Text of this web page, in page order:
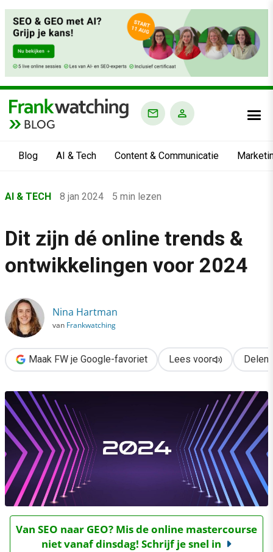
BLOG
Blog AI & Tech Content & Communicatie
›
›
AI & Tech
Dit zijn dé online trends & ontwikkelingen voor 2024
AI & TECH 8 jan 2024 5 min lezen
Dit zijn dé online trends &
ontwikkelingen voor 2024
Nina Hartman
van Frankwatching
Maak FW je Google-favoriet Lees voor Delen
Van SEO naar GEO? Mis de online mastercourse
niet vanaf dinsdag! Schrijf je snel in